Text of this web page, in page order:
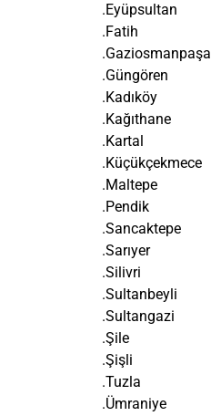
.Eyüpsultan
.Fatih
.Gaziosmanpaşa
.Güngören
.Kadıköy
.Kağıthane
.Kartal
.Küçükçekmece
.Maltepe
.Pendik
.Sancaktepe
.Sarıyer
.Silivri
.Sultanbeyli
.Sultangazi
.Şile
.Şişli
.Tuzla
.Ümraniye